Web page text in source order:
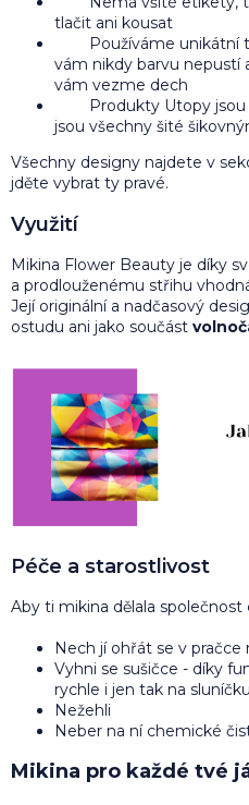
tlačit ani kousat
Používáme unikátní
vám nikdy barvu nepustí
vám vezme dech
Produkty Utopy jsou
jsou všechny šité
Všechny designy najdete v
jděte vybrat ty pravé.
Využití
Mikina Flower Beauty je díky
a prodlouženému střihu
Její originální a nadčasový
ostudu ani jako součást
Péče a starostlivost
Aby ti mikina dělala společnost
Nech jí ohřát se v
Vyhni se sušičce - díky
rychle i jen tak na sluníčku
Nežehli
Neber na ní chemické
Mikina pro každé tvé